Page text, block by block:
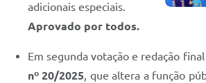
adicionais especiais.
Aprovado por todos.
Em segunda votação e redação
nº 20/2025, que altera a função